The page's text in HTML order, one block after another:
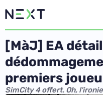
[MàJ] EA
premiers
SimCity 4 offert. Oh, l'ironie